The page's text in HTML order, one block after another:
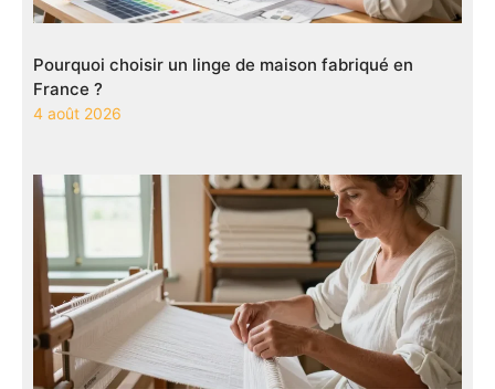
Pourquoi choisir un linge de maison fabriqué en
France ?
4 août 2026